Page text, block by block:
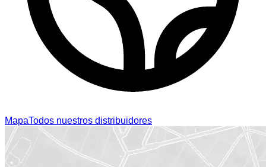
MapaTodos nuestros distribuidores